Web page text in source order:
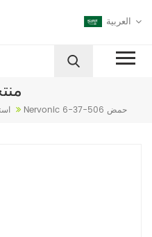
العربية
Nervonic حمض 506-37-6